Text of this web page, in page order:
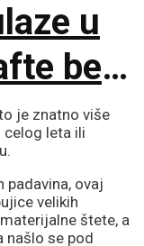
u
bez
je znatno više
celog leta ili
padavina, ovaj
velikih
štete, a
našlo se pod